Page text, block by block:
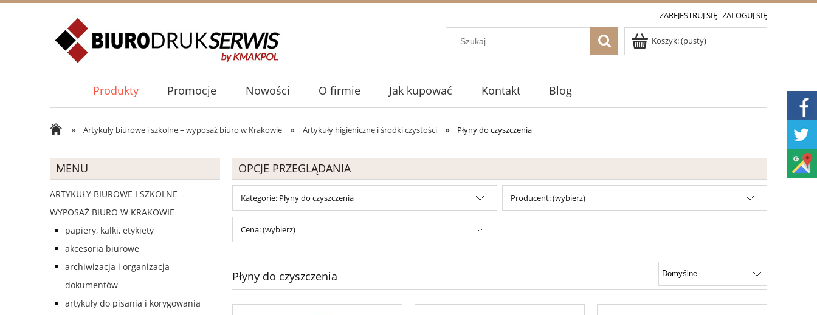
ZAREJESTRUJ SIĘ ZALOGUJ SIĘ
Koszyk:(pusty)
Produkty Promocje Nowości O firmie Jak kupować Kontakt Blog
» Artykuły biurowe i szkolne – wyposaż biuro w Krakowie » Artykuły higieniczne i środki czystości » Płyny do czyszczenia
MENU
ARTYKUŁY BIUROWE I SZKOLNE –
WYPOSAŻ BIURO W KRAKOWIE
papiery, kalki, etykiety
akcesoria biurowe
archiwizacja i organizacja
dokumentów
artykuły do pisania i korygowania
OPCJE PRZEGLĄDANIA
Kategorie: Płyny do czyszczenia Producent: (wybierz)
Cena: (wybierz)
Płyny do czyszczenia